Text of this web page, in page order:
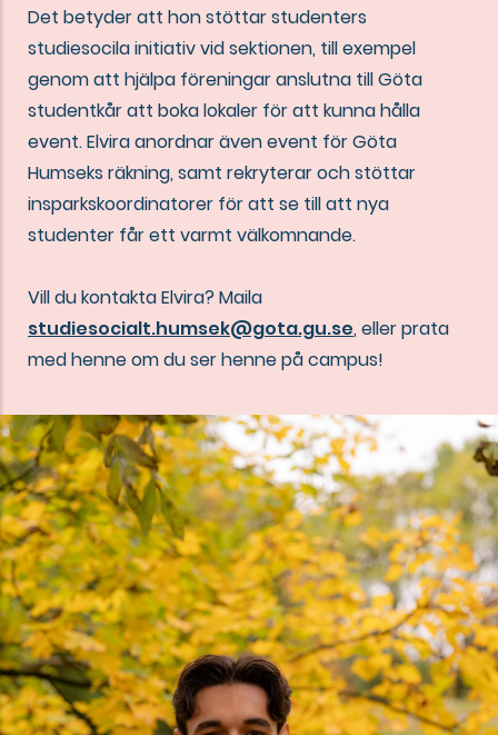
Det betyder att hon stöttar studenters
studiesocila initiativ vid sektionen, till exempel
genom att hjälpa föreningar anslutna till Göta
studentkår att boka lokaler för att kunna hålla
event. Elvira anordnar även event för Göta
Humseks räkning, samt rekryterar och stöttar
insparkskoordinatorer för att se till att nya
studenter får ett varmt välkomnande.
Vill du kontakta Elvira? Maila
studiesocialt.humsek@gota.gu.se, eller prata
med henne om du ser henne på campus!